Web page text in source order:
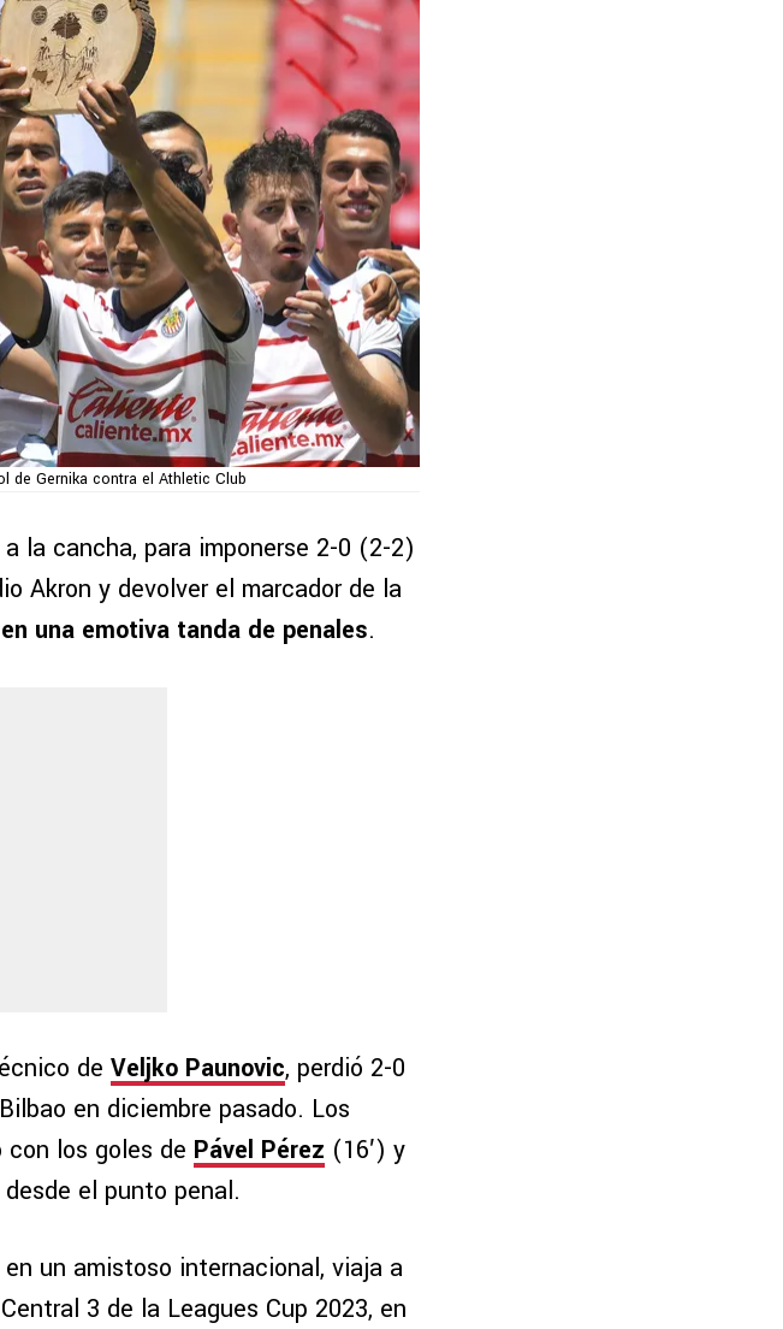
de Gernika contra el Athletic Club
la cancha, para imponerse 2-0 (2-2)
Akron y devolver el marcador de la
una emotiva tanda de penales.
de Veljko Paunovic, perdió 2-0
en diciembre pasado. Los
los goles de Pável Pérez (16′) y
el punto penal.
un amistoso internacional, viaja a
3 de la Leagues Cup 2023, en